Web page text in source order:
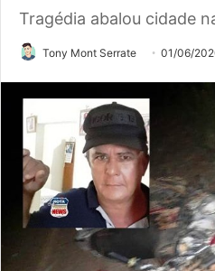
Tragédia abalou cidade
Tony Mont Serrate 01/06/